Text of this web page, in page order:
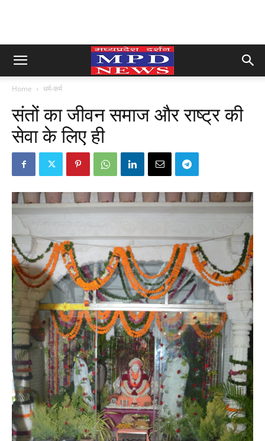
Home धर्म-कर्म
संतों का जीवन समाज और राष्ट्र की
सेवा के लिए ही